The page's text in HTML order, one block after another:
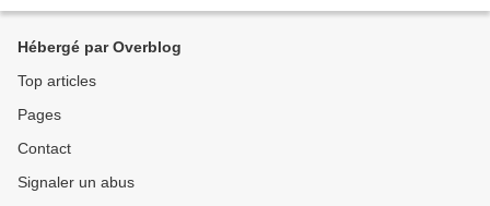
Hébergé par Overblog
Top articles
Pages
Contact
Signaler un abus